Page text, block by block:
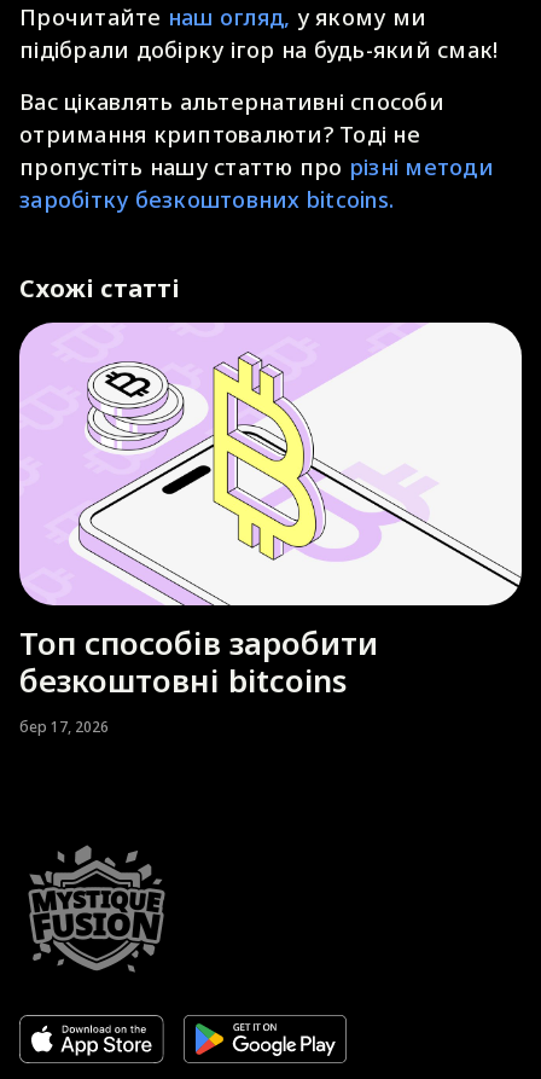
Прочитайте наш огляд, у якому ми
підібрали добірку ігор на будь-який смак!
Вас цікавлять альтернативні способи
отримання криптовалюти? Тоді не
пропустіть нашу статтю про різні методи
заробітку безкоштовних bitcoins.
Схожі статті
Топ способів заробити
безкоштовні bitcoins
бер 17, 2026